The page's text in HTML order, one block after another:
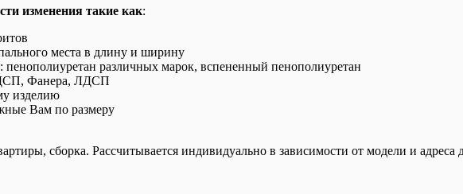
изменения такие как:
места в длину и ширину
пенополиуретан различных марок, вспененный пенополиуретан
ДСП, Фанера, ЛДСП
изделию
Вам по размеру
сборка. Рассчитывается индивидуально в зависимости от модели и адреса